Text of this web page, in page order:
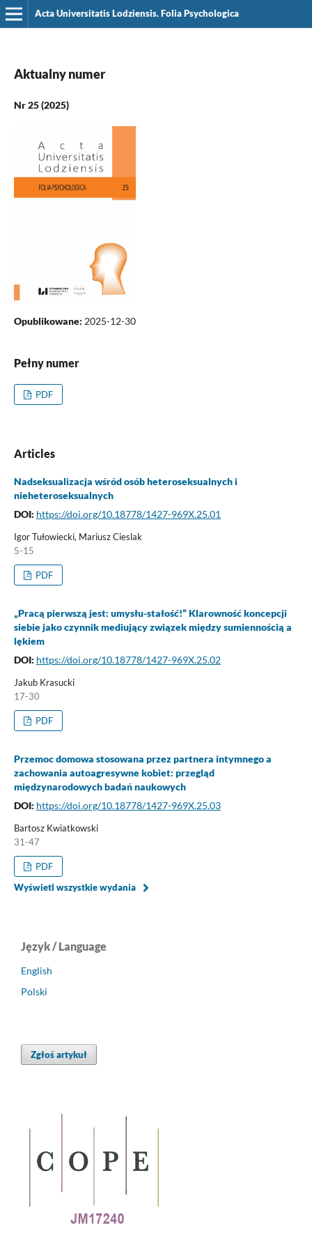
Acta Universitatis Lodziensis. Folia Psychologica
Aktualny numer
Nr 25 (2025)
Opublikowane: 2025-12-30
Pełny numer
PDF
Articles
Nadseksualizacja wśród osób heteroseksualnych i
nieheteroseksualnych
DOI: https://doi.org/10.18778/1427-969X.25.01
Igor Tułowiecki, Mariusz Cieslak
5-15
PDF
„Pracą pierwszą jest: umysłu-stałość!” Klarowność koncepcji
siebie jako czynnik mediujący związek między sumiennością a
lękiem
DOI: https://doi.org/10.18778/1427-969X.25.02
Jakub Krasucki
17-30
PDF
Przemoc domowa stosowana przez partnera intymnego a
zachowania autoagresywne kobiet: przegląd
międzynarodowych badań naukowych
DOI: https://doi.org/10.18778/1427-969X.25.03
Bartosz Kwiatkowski
31-47
PDF
Wyświetl wszystkie wydania
Język / Language
English
Polski
Zgłoś artykuł